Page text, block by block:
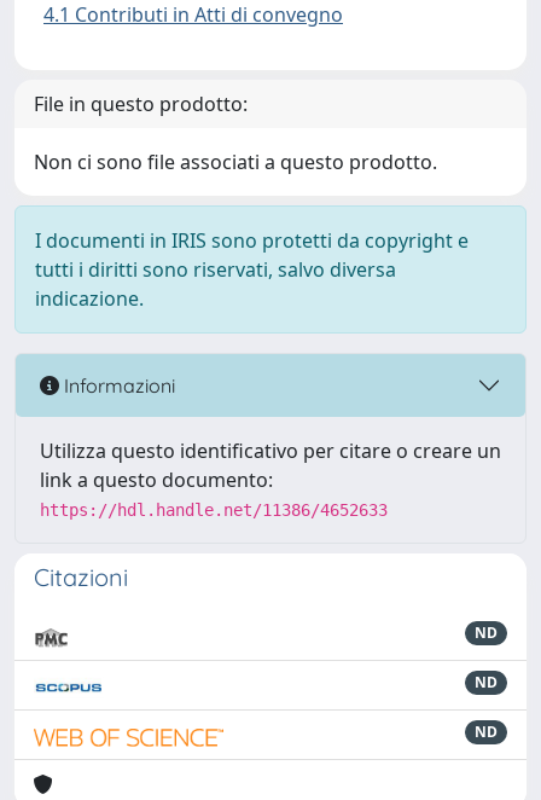
4.1 Contributi in Atti di convegno
File in questo prodotto:
Non ci sono file associati a questo prodotto.
I documenti in IRIS sono protetti da copyright e
tutti i diritti sono riservati, salvo diversa
indicazione.
Informazioni
Utilizza questo identificativo per citare o creare un
link a questo documento:
https://hdl.handle.net/11386/4652633
Citazioni
ND
ND
ND